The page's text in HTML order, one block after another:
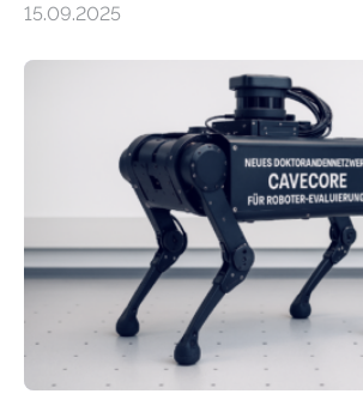
Lösungsweg ist inspiriert vom
stellt die heutige Computertechnik vor
Herausforderungen. Herkömmliche
Prozessoren stoßen an ihre Grenzen:
viel Energie, die Speicher- und
sind voneinander getrennt und die
bremst komplexe Anwendungen aus.
immer größer werden und riesige
verarbeiten müssen, steigt der Bedarf
Rechenarchitekturen. Neben
rücken dabei insbesondere…
15.09.2025